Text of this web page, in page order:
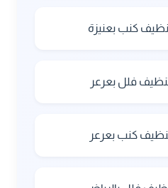
كنب بعنيزة
فلل بعرعر
كنب بعرعر